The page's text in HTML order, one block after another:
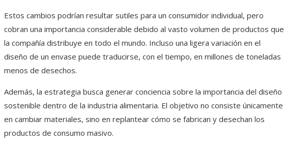
Estos cambios podrían resultar sutiles para un consumidor individual, pero
cobran una importancia considerable debido al vasto volumen de productos que
la compañía distribuye en todo el mundo. Incluso una ligera variación en el
diseño de un envase puede traducirse, con el tiempo, en millones de toneladas
menos de desechos.
Además, la estrategia busca generar conciencia sobre la importancia del diseño
sostenible dentro de la industria alimentaria. El objetivo no consiste únicamente
en cambiar materiales, sino en replantear cómo se fabrican y desechan los
productos de consumo masivo.